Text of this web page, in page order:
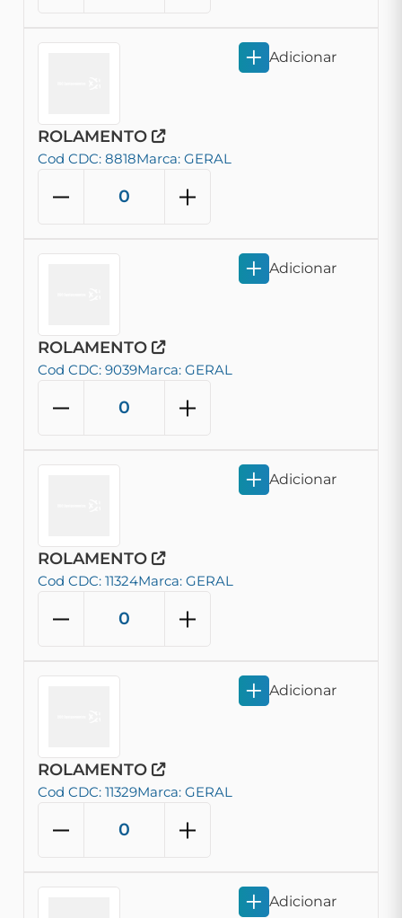
ROLAMENTO
Cod CDC: 8818Marca: GERAL
Adicionar
ROLAMENTO
Cod CDC: 9039Marca: GERAL
Adicionar
ROLAMENTO
Cod CDC: 11324Marca: GERAL
Adicionar
ROLAMENTO
Cod CDC: 11329Marca: GERAL
Adicionar
Adicionar